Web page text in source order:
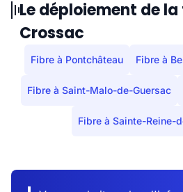
Le déploiement de
Crossac
Fibre à Pontchâteau Fibre à
Fibre à Saint-Malo-de-Guersac
Fibre à Sainte-Reine-